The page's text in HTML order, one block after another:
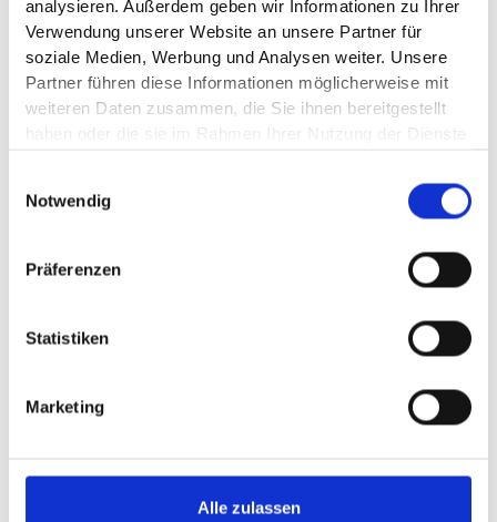
analysieren. Außerdem geben wir Informationen zu Ihrer
Verwendung unserer Website an unsere Partner für
soziale Medien, Werbung und Analysen weiter. Unsere
Partner führen diese Informationen möglicherweise mit
weiteren Daten zusammen, die Sie ihnen bereitgestellt
haben oder die sie im Rahmen Ihrer Nutzung der Dienste
Notwendig
Präferenzen
Statistiken
Marketing
Alle zulassen
und Dauer der Arbeitsleistung, Kosten der Öle etc.) der BMW
Service Partner in derBundesrepublik Deutschland (Stand Juni
2020). Die tatsächliche Ersparnisvariiert je nach Fahrzeugmodell.
"Wartung & Verschleiß“im Detail